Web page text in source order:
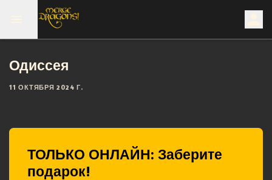
Одиссея
11 ОКТЯБРЯ 2024 Г.
ТОЛЬКО ОНЛАЙН: Заберите
подарок!